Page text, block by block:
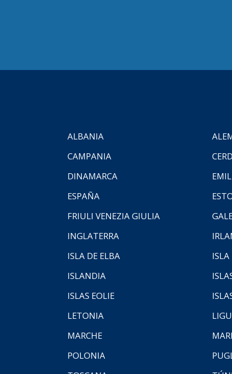
ALBANIA
CAMPANIA
DINAMARCA
ESPAÑA
FRIULI VENEZIA GIULIA
INGLATERRA
ISLA DE ELBA
ISLA
ISLANDIA
ISLAS EOLIE
LETONIA
MARCHE
POLONIA